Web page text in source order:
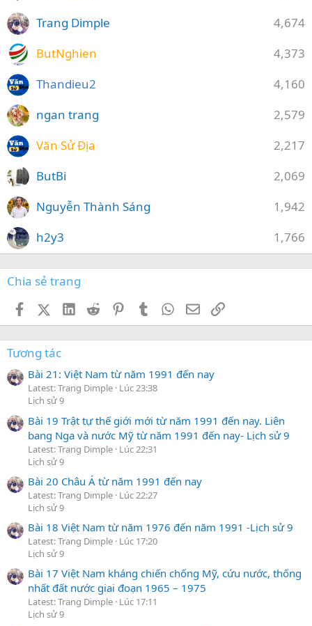
4,674
Trang Dimple
4,373
ButNghien
4,160
Thandieu2
2,579
ngan trang
2,217
Văn Sử Địa
2,069
ButBi
1,942
Nguyễn Thành Sáng
1,766
h2y3
Chia sẻ trang
FacebookX (Twitter)
LinkedIn
Reddit PinterestTumblr WhatsApp
EmailLink
Tương tác
Bài 21: Việt Nam từ năm 1991 đến nay
Latest: Trang Dimple Lúc 23:38
Lịch sử 9
Bài 19 Trật tự thế giới mới từ năm 1991 đến nay. Liên
bang Nga và nước Mỹ từ năm 1991 đến nay- Lịch sử 9
Latest: Trang Dimple Lúc 22:31
Lịch sử 9
Bài 20 Châu Á từ năm 1991 đến nay
Latest: Trang Dimple Lúc 22:27
Lịch sử 9
Bài 18 Việt Nam từ năm 1976 đến năm 1991 -Lịch sử 9
Latest: Trang Dimple Lúc 17:20
Lịch sử 9
Bài 17 Việt Nam kháng chiến chống Mỹ, cứu nước, thống
nhất đất nước giai đoạn 1965 – 1975
Latest: Trang Dimple Lúc 17:11
Lịch sử 9